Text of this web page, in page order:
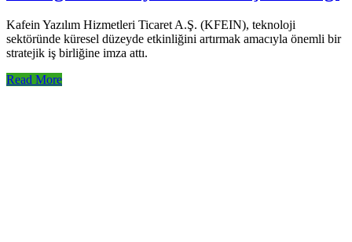
Kafein Yazılım Hizmetleri Ticaret A.Ş. (KFEIN), teknoloji
sektöründe küresel düzeyde etkinliğini artırmak amacıyla önemli bir
stratejik iş birliğine imza attı.
Read More